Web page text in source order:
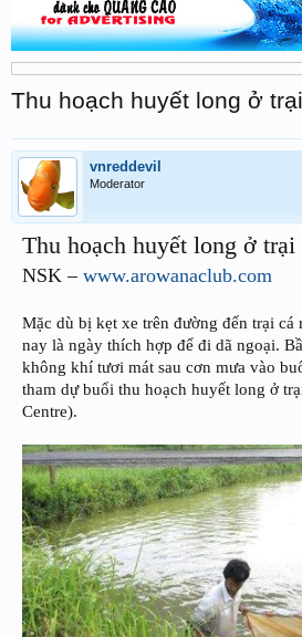
Thu hoạch huyết long ở
vnreddevil
Moderator
Thu hoạch huyết long ở trại
NSK – www.arowanaclub.com
Mặc dù bị kẹt xe trên đường đến trại cá
nay là ngày thích hợp để đi dã ngoại.
không khí tươi mát sau cơn mưa vào
tham dự buổi thu hoạch huyết long ở
Centre).